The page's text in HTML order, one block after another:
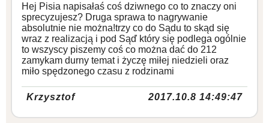
Hej Pisia napisałaś coś dziwnego co to znaczy oni
sprecyzujesz? Druga sprawa to nagrywanie
absolutnie nie można!trzy co do Sądu to skąd się
wraz z realizacją i pod Sąď który się podlega ogólnie
to wszyscy piszemy coś co można dać do 212
zamykam durny temat i życzę miłej niedzieli oraz
miło spędzonego czasu z rodzinami
Krzysztof 2017.10.8 14:49:47